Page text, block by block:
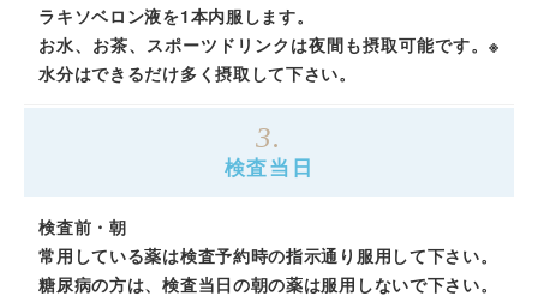
ラキソベロン液を1本内服します。
お水、お茶、スポーツドリンクは夜間も摂取可能です。※
水分はできるだけ多く摂取して下さい。
3.
検査当日
検査前・朝
常用している薬は検査予約時の指示通り服用して下さい。
糖尿病の方は、検査当日の朝の薬は服用しないで下さい。